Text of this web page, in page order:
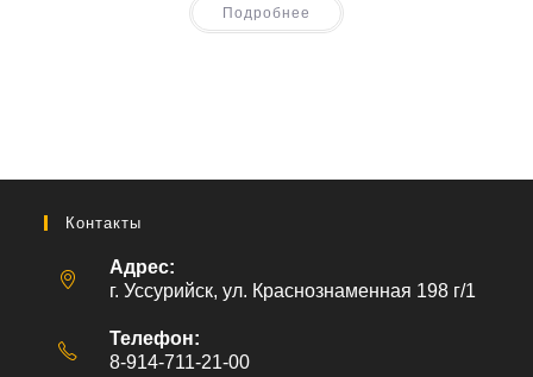
Подробнее
Контакты
Адрес:
г. Уссурийск, ул. Краснознаменная 198 г/1
Телефон:
8-914-711-21-00